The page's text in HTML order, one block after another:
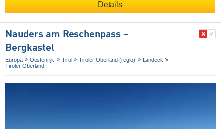
Details
Nauders am Reschenpass –
Bergkastel
Europa Oostenrijk Tirol Tiroler Oberland (regio)
Landeck
Tiroler Oberland